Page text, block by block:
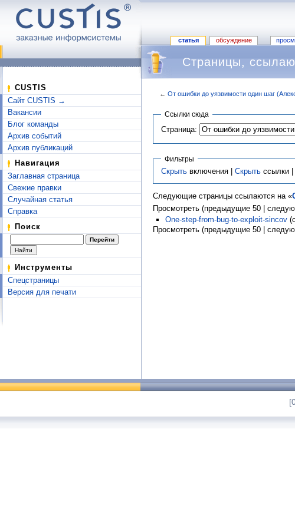
статья обсуждение
CUSTIS
Сайт CUSTIS →
Вакансии
Блог команды
Архив событий
Архив публикаций
Навигация
Заглавная страница
Свежие правки
Случайная статья
Справка
Поиск
Инструменты
Спецстраницы
Версия для печати
Страницы,
← От ошибки до уязвимости один шаг
Ссылки сюда
Страница:
Фильтры
Скрыть включения | Скрыть ссылки |
Следующие страницы ссылаются на «
Просмотреть (предыдущие 50 |
One-step-from-bug-to-exploit-sincov
Просмотреть (предыдущие 50 |